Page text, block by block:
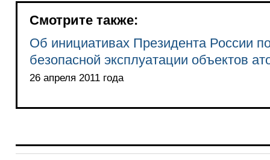
Смотрите также:
Об инициативах Президента России
безопасной эксплуатации объектов
26 апреля 2011 года